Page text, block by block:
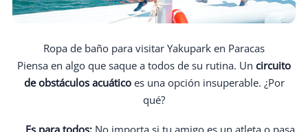
Ropa de baño para visitar Yakupark en Paracas
Piensa en algo que saque a todos de su rutina. Un circuito
de obstáculos acuáticoes una opción insuperable. ¿Por
qué?
Es para todos: No importa si tu amigo es un atleta o pasa